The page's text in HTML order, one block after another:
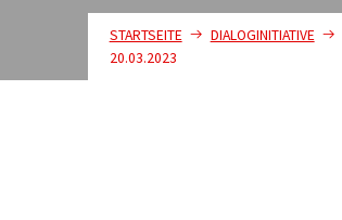
STARTSEITE DIALOGINITIATIVE
20.03.2023